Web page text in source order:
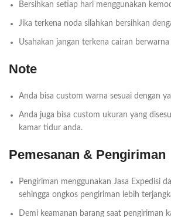
Bersihkan setiap hari menggunakan
Jika terkena noda silahkan bersihkan
Usahakan jangan terkena cairan
Note
Anda bisa custom warna sesuai dengan
Anda juga bisa custom ukuran yang
kamar tidur anda.
Pemesanan & Pengiriman
Pengiriman menggunakan Jasa Expedisi
sehingga ongkos pengiriman lebih
Demi keamanan barang saat pengiriman